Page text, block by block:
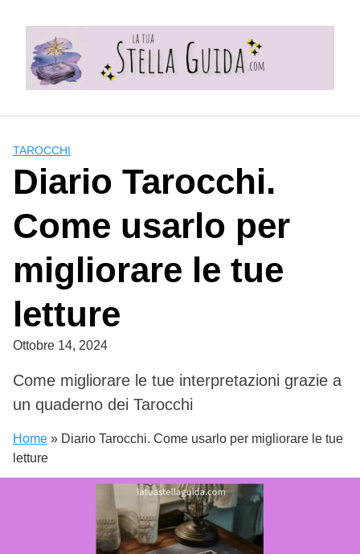
content
TAROCCHI
Diario Tarocchi.
Come usarlo per
migliorare le tue
letture
Ottobre 14, 2024
Come migliorare le tue interpretazioni grazie a
un quaderno dei Tarocchi
Home » Diario Tarocchi. Come usarlo per migliorare le tue
letture